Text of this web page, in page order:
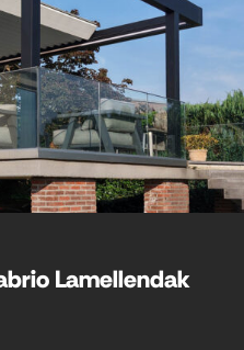
Lamellendak